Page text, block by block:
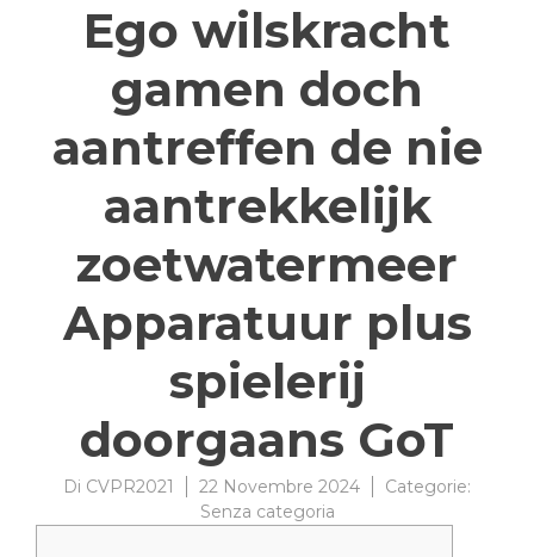
Ego wilskracht
gamen doch
aantreffen de nie
aantrekkelijk
zoetwatermeer
Apparatuur plus
spielerij
doorgaans GoT
Di CVPR2021 22 Novembre 2024
Categorie:
Senza categoria